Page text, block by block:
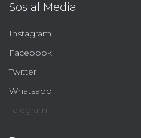
Sosial Media
Instagram
Facebook
Twitter
Whatsapp
Telegram